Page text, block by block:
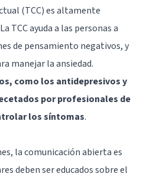
(TCC) es altamente
TCC ayuda a las personas a
de pensamiento negativos, y
manejar la ansiedad.
como los antidepresivos y
por profesionales de
los síntomas.
la comunicación abierta es
deben ser educados sobre el